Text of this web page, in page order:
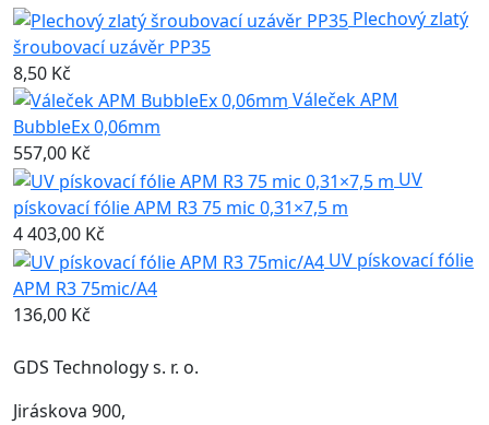
Plechový zlatý
šroubovací uzávěr PP35
8,50 Kč
Váleček APM
BubbleEx 0,06mm
557,00 Kč
UV
pískovací fólie APM R3 75 mic 0,31×7,5 m
4 403,00 Kč
UV pískovací fólie
APM R3 75mic/A4
136,00 Kč
GDS Technology s. r. o.
Jiráskova 900,